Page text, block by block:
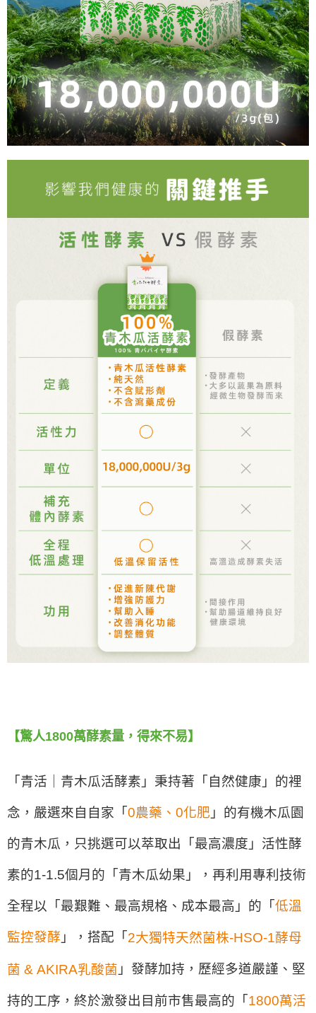
【驚人1800萬酵素量，得來不易】
「青活｜青木瓜活酵素」秉持著「自然健康」的裡
念，嚴選來自自家「0農藥、0化肥 」的有機木瓜園
的青木瓜，只挑選可以萃取出「最高濃度」活性酵
素的1-1.5個月的「青木瓜幼果」，再利用專利技術
全程以「最艱難、最高規格、成本最高」的「低溫
監控發酵 」，搭配「2大獨特天然菌株-HSO-1酵母
菌 & AKIRA乳酸菌 」發酵加持，歷經多道嚴謹、堅
持的工序，終於激發出目前市售最高的「 1800萬活